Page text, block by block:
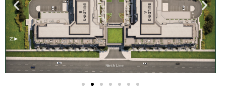
大多伦多医疗机构
加拿大银行贷款机构
大多伦多交通网络